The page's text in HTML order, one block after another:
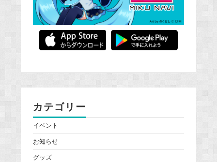
カテゴリー
イベント
お知らせ
グッズ